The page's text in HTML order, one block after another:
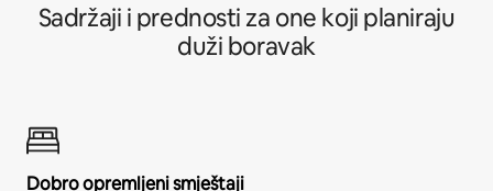
Sadržaji i prednosti za one koji planiraju
duži boravak
Dobro opremljeni smještaji